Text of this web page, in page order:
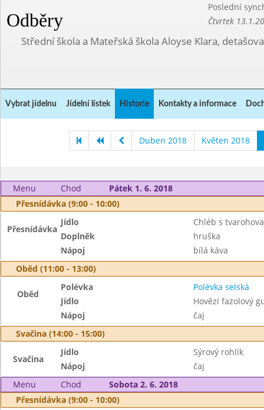
Odběry
Poslední
Čtvrtek
Střední škola a Mateřská škola Aloyse Klara,
Vybrat jídelnu Jídelní lístek Historie Kontakty a informace
Duben 2018 Květen 2018
Menu Chod
Pátek 1. 6. 2018
Přesnídávka (9:00 - 10:00)
Přesnídávka
Jídlo
Chléb s
Doplněk
hruška
Nápoj
bílá káva
Oběd (11:00 - 13:00)
Oběd
Polévka
Polévka selská
Jídlo
Hovězí fazolový
Nápoj
čaj
Svačina (14:00 - 15:00)
Svačina
Jídlo
Sýrový rohlík
Nápoj
čaj
Menu
Chod
Sobota 2. 6. 2018
Přesnídávka (9:00 - 10:00)